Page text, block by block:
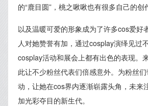
的“鹿目圆”，桃之啾啾也有很多自己的创
以及温暖可爱的形象成为了许多cos爱好
人对她赞誉有加，通过cosplay演绎见过
cosplay活动和展会上都有出色的表现。
此让不少粉丝代表们倍感意外。为粉丝
动，让她在cos界内逐渐崭露头角，未来
加光彩夺目的新生代。